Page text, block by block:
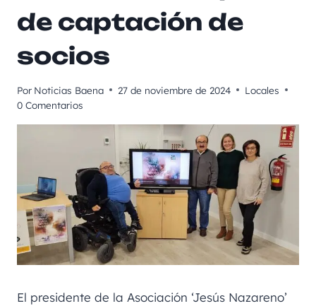
de captación de
socios
Por Noticias Baena 27 de noviembre de 2024
Locales
0 Comentarios
El presidente de la Asociación ‘Jesús Nazareno’